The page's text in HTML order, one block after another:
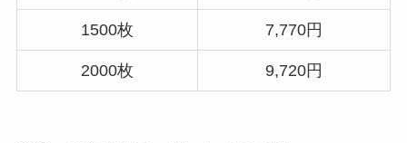
1500枚 7,770円
2000枚 9,720円